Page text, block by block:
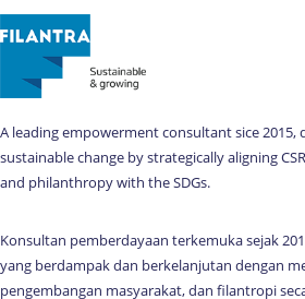
A leading empowerment consultant sice 2015,
sustainable change by strategically aligning
and philanthropy with the SDGs.
Konsultan pemberdayaan terkemuka sejak
yang berdampak dan berkelanjutan dengan
pengembangan masyarakat, dan filantropi